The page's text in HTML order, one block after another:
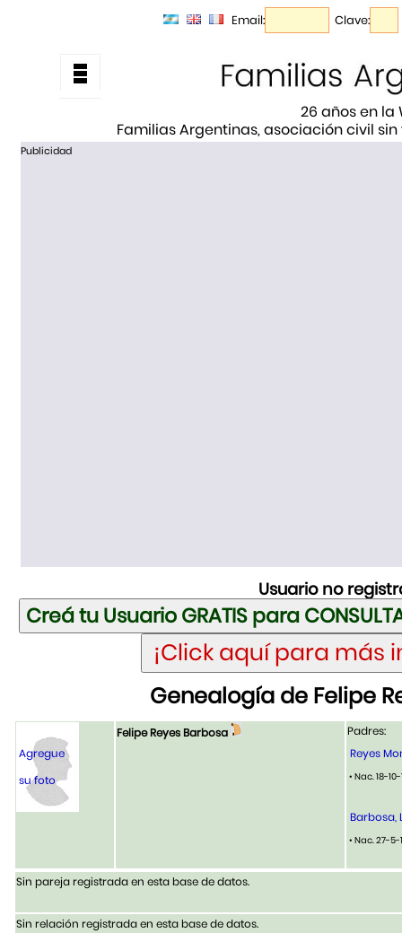
Email: Clave:
26 años en la
Familias Argentinas, asociación civil
Publicidad
Usuario no
Genealogía de Felipe
Agregue
su foto
Felipe Reyes Barbosa
Padres:
Reyes
• Nac. 18-
Barbosa,
• Nac. 27-5-
Sin pareja registrada en esta base de datos.
Sin relación registrada en esta base de datos.